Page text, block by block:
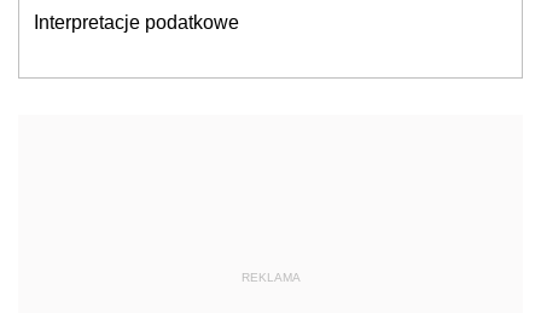
Interpretacje podatkowe
REKLAMA